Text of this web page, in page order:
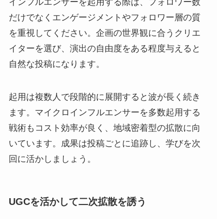
だけでなくエンゲージメントやフォロワー層の質
を重視してください。企画の世界観に合うクリエ
イターを選び、演出の自由度をある程度与えると
自然な投稿になります。
起用は複数人で段階的に展開すると波が長く続き
ます。マイクロインフルエンサーを多数起用する
戦術もコスト効率が良く、地域密着型の拡散に向
いています。成果は投稿ごとに追跡し、学びを次
回に活かしましょう。
UGCを活かして二次拡散を誘う